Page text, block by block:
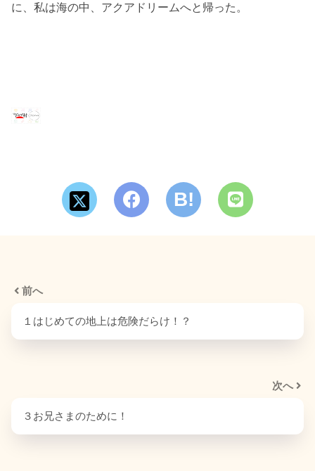
に、私は海の中、アクアドリームへと帰った。
前へ
１はじめての地上は危険だらけ！？
次へ
３お兄さまのために！